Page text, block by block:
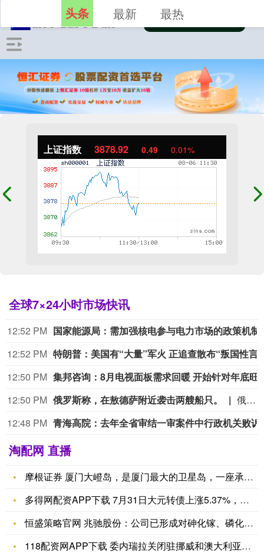
上证指数 3878.92 0.49 0.01%
全球7×24小时市场快讯
12:52 PM
12:52 PM
12:50 PM
12:50 PM 俄罗斯称，在敖德萨附近袭击两艘船只。
俄罗斯称，在敖德萨附近袭击两艘船只。
12:48 PM
淘配网 直播
摩根证券 厦门大嶝岛，是厦门最大的卫星岛，一座承载着两岸共同
多得网配资APP下载 7月31日大元转债上涨5.37%，转股
恒盛策略官网 兆驰股份：公司已形成对砷化镓、磷化铟、氮化镓等
118配资网APP下载 委内瑞拉关闭驻挪威和澳大利亚大使馆
头条 最新 最热